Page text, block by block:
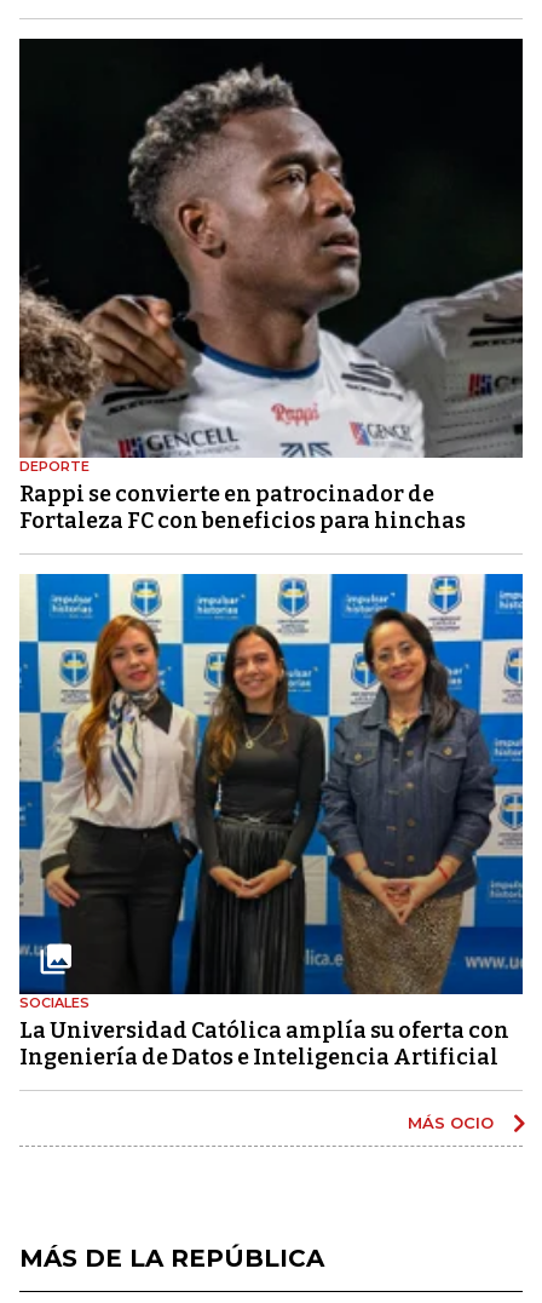
DEPORTE
Rappi se convierte en patrocinador de
Fortaleza FC con beneficios para hinchas
SOCIALES
La Universidad Católica amplía su oferta con
Ingeniería de Datos e Inteligencia Artificial
MÁS OCIO
MÁS DE LA REPÚBLICA